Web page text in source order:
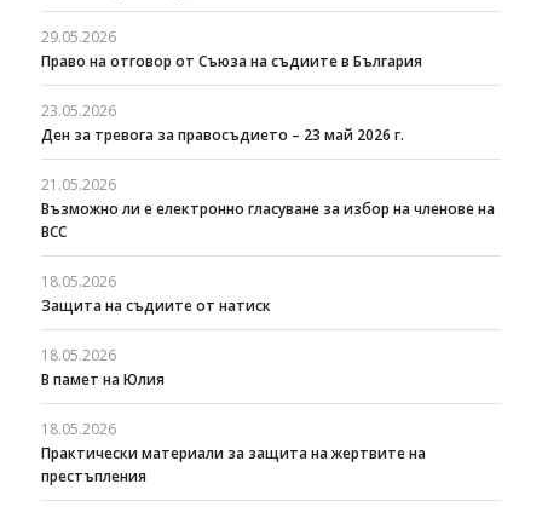
29.05.2026
Право на отговор от Съюза на съдиите в България
23.05.2026
Ден за тревога за правосъдието – 23 май 2026 г.
21.05.2026
Възможно ли е електронно гласуване за избор на членове на
ВСС
18.05.2026
Защита на съдиите от натиск
18.05.2026
В памет на Юлия
18.05.2026
Практически материали за защита на жертвите на
престъпления